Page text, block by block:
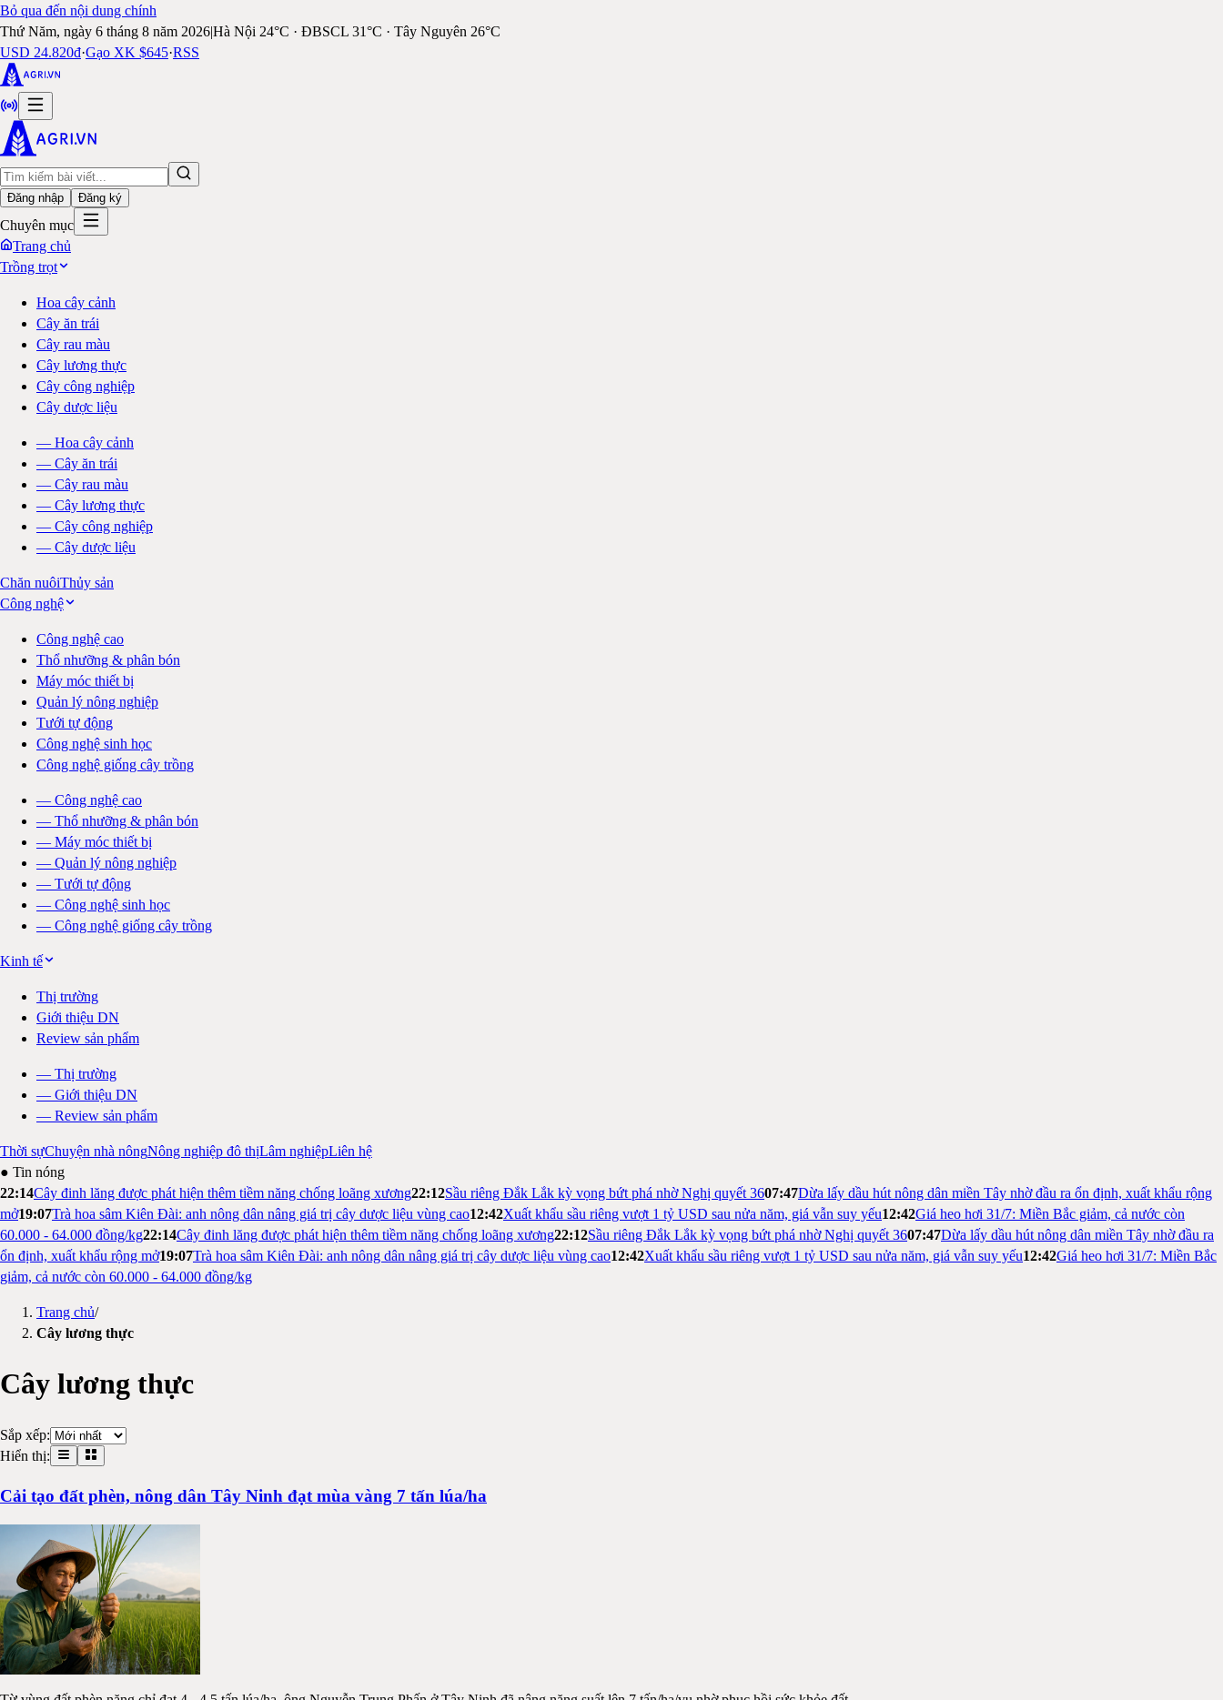
Bỏ qua đến nội dung chính
Thứ Năm, ngày 6 tháng 8 năm 2026|Hà Nội 24°C · ĐBSCL 31°C · Tây Nguyên 26°C
USD 24.820đ·Gạo XK $645·RSS
Đăng nhập Đăng ký
Chuyên mục
Trang chủ
Trồng trọt
Hoa cây cảnh
Cây ăn trái
Cây rau màu
Cây lương thực
Cây công nghiệp
Cây dược liệu
— Hoa cây cảnh
— Cây ăn trái
— Cây rau màu
— Cây lương thực
— Cây công nghiệp
— Cây dược liệu
Chăn nuôiThủy sản
Công nghệ
Công nghệ cao
Thổ nhưỡng & phân bón
Máy móc thiết bị
Quản lý nông nghiệp
Tưới tự động
Công nghệ sinh học
Công nghệ giống cây trồng
— Công nghệ cao
— Thổ nhưỡng & phân bón
— Máy móc thiết bị
— Quản lý nông nghiệp
— Tưới tự động
— Công nghệ sinh học
— Công nghệ giống cây trồng
Kinh tế
Thị trường
Giới thiệu DN
Review sản phẩm
— Thị trường
— Giới thiệu DN
— Review sản phẩm
Thời sựChuyện nhà nôngNông nghiệp đô thịLâm nghiệpLiên hệ
● Tin nóng
22:14Cây đinh lăng được phát hiện thêm tiềm năng chống loãng xương22:12Sầu riêng Đắk Lắk kỳ vọng bứt phá nhờ Nghị quyết 3607:47Dừa lấy dầu hút nông dân miền Tây nhờ đầu ra ổn định, xuất khẩu rộng
mở19:07Trà hoa sâm Kiên Đài: anh nông dân nâng giá trị cây dược liệu vùng cao12:42Xuất khẩu sầu riêng vượt 1 tỷ USD sau nửa năm, giá vẫn suy yếu12:42Giá heo hơi 31/7: Miền Bắc giảm, cả nước còn
60.000 - 64.000 đồng/kg22:14Cây đinh lăng được phát hiện thêm tiềm năng chống loãng xương22:12Sầu riêng Đắk Lắk kỳ vọng bứt phá nhờ Nghị quyết 3607:47Dừa lấy dầu hút nông dân miền Tây nhờ đầu ra
ổn định, xuất khẩu rộng mở19:07Trà hoa sâm Kiên Đài: anh nông dân nâng giá trị cây dược liệu vùng cao12:42Xuất khẩu sầu riêng vượt 1 tỷ USD sau nửa năm, giá vẫn suy yếu12:42Giá heo hơi 31/7: Miền Bắc
giảm, cả nước còn 60.000 - 64.000 đồng/kg
Trang chủ/
Cây lương thực
Cây lương thực
Sắp xếp:
Hiển thị:
Cải tạo đất phèn, nông dân Tây Ninh đạt mùa vàng 7 tấn lúa/ha